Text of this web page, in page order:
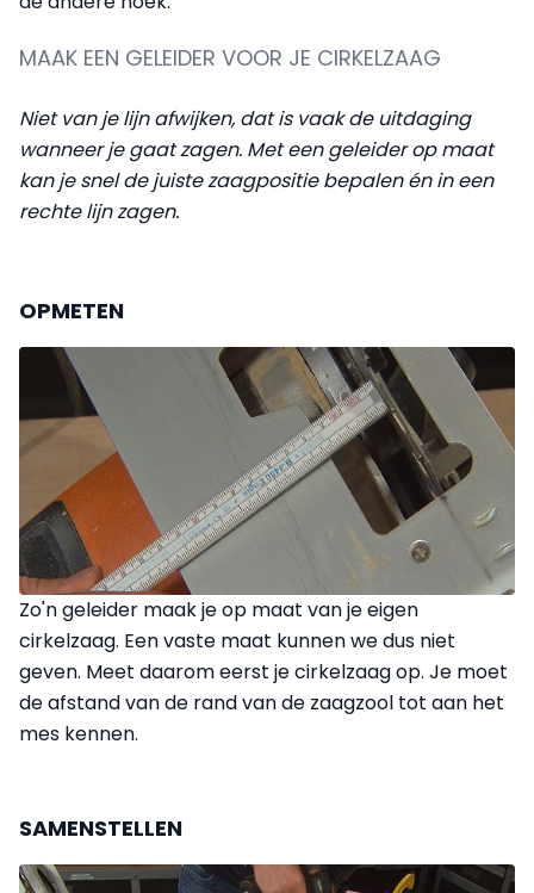
MAAK EEN GELEIDER VOOR JE CIRKELZAAG
Niet van je lijn afwijken, dat is vaak de uitdaging
wanneer je gaat zagen. Met een geleider op maat
kan je snel de juiste zaagpositie bepalen én in een
rechte lijn zagen.
OPMETEN
Zo'n geleider maak je op maat van je eigen
cirkelzaag. Een vaste maat kunnen we dus niet
geven. Meet daarom eerst je cirkelzaag op. Je moet
de afstand van de rand van de zaagzool tot aan het
mes kennen.
SAMENSTELLEN